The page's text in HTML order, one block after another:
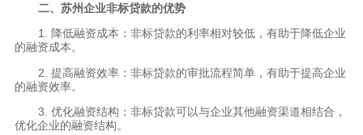
二、苏州企业非标贷款的优势
1. 降低融资成本：非标贷款的利率相对较低，有助于降低企业
的融资成本。
2. 提高融资效率：非标贷款的审批流程简单，有助于提高企业
的融资效率。
3. 优化融资结构：非标贷款可以与企业其他融资渠道相结合，
优化企业的融资结构。